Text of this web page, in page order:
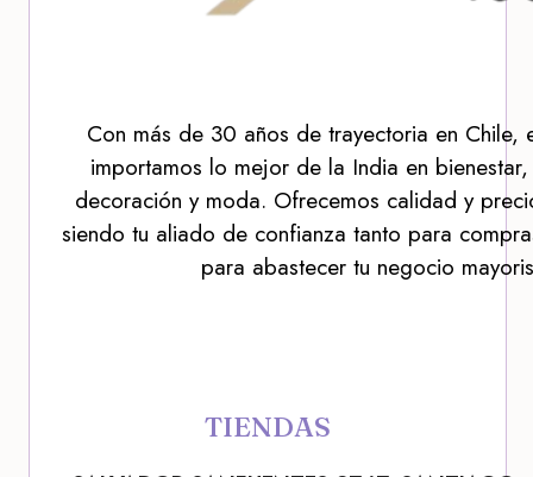
Con más de 30 años de trayectoria en Chile,
importamos lo mejor de la India en
decoración y moda. Ofrecemos calidad y
siendo tu aliado de confianza tanto para
para abastecer tu negocio
TIENDAS